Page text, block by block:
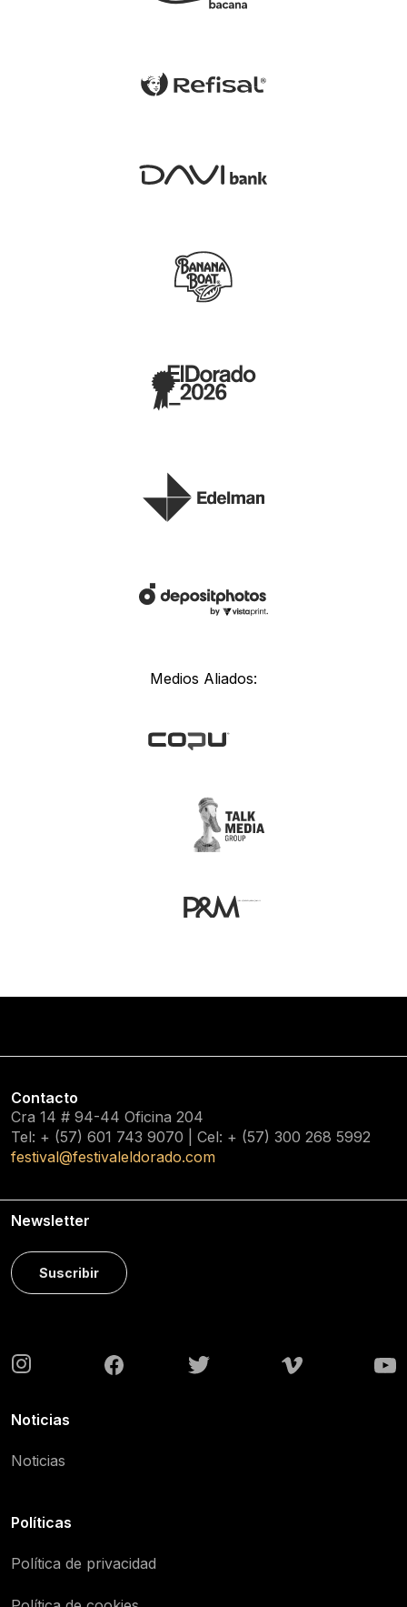
Medios Aliados:
Contacto
Cra 14 # 94-44 Oficina 204
Tel: + (57) 601 743 9070 | Cel: + (57) 300 268 5992
festival@festivaleldorado.com
Newsletter
Suscribir
Noticias
Noticias
Políticas
Política de privacidad